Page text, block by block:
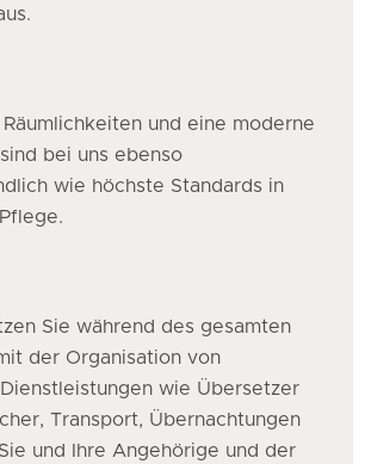
und eine moderne
bei uns ebenso
wie höchste Standards in
Sie während des gesamten
der Organisation von
wie Übersetzer
Transport, Übernachtungen
und Ihre Angehörige und der